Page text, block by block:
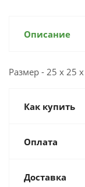
Описание
Размер - 25 х 25
Как купить
Оплата
Доставка